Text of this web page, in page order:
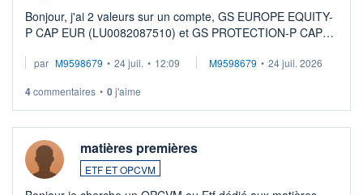
Bonjour, j'ai 2 valeurs sur un compte, GS EUROPE EQUITY-
P CAP EUR (LU0082087510) et GS PROTECTION-P CAP
veux procéder à la vente, on me signale ...
par M9598679 • 24 juil. • 12:09 M9598679 • 24 juil. 2026
4commentaires • 0j'aime
matières premières
ETF ET OPCVM